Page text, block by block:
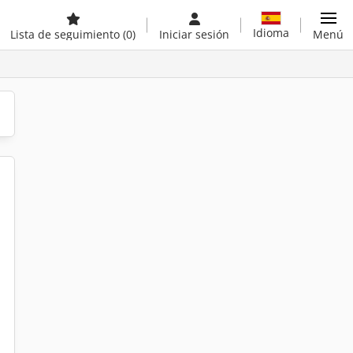
Lista de seguimiento (0) Iniciar sesión Idioma Menú